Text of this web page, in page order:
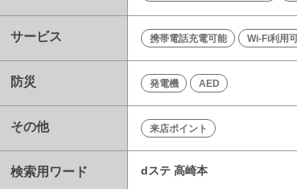
サービス 携帯電話充電可能 Wi-Fi利用
防災 発電機 AED
その他 来店ポイント
検索用ワード dステ 高崎本